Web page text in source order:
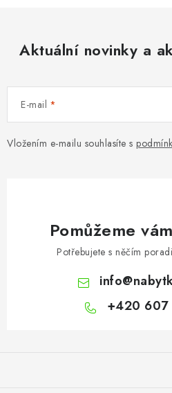
Aktuální novinky a
E-mail
Vložením e-mailu souhlasíte s
Pomůžeme
Potřebujete s něčím
info@
+420